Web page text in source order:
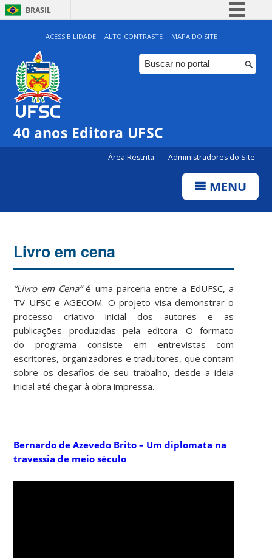
BRASIL
Simplifique!
Comunica BR
Participe
ACESSIBILIDADE ALTO CONTRASTE MAPA DO SITE
40 anos Editora UFSC
Área Restrita Administradores do Site
MENU
Livro em cena
“Livro em Cena”é uma parceria entre a EdUFSC, a
TV UFSC e AGECOM. O projeto visa demonstrar o
processo criativo inicial dos autores e as
publicações produzidas pela editora. O formato
do programa consiste em entrevistas com
escritores, organizadores e tradutores, que contam
sobre os desafios de seu trabalho, desde a ideia
inicial até chegar à obra impressa.
Bernardo de Azevedo Brito – Um diplomata na
travessia de meio século